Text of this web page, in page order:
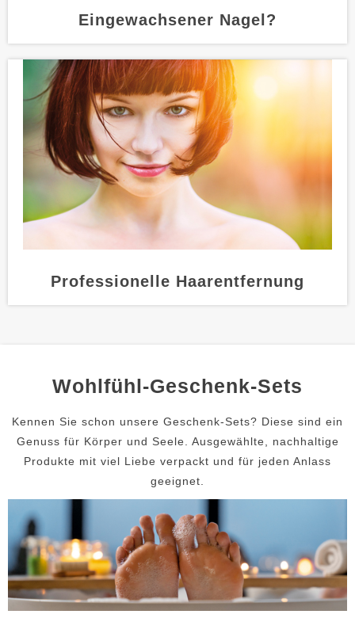
Eingewachsener Nagel?
Professionelle Haarentfernung
Wohlfühl-Geschenk-Sets
Kennen Sie schon unsere Geschenk-Sets? Diese sind ein
Genuss für Körper und Seele. Ausgewählte, nachhaltige
Produkte mit viel Liebe verpackt und für jeden Anlass
geeignet.